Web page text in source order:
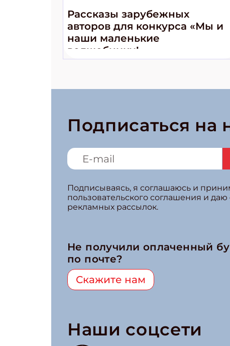
Рассказы зарубежных
авторов для конкурса «Мы и
наши маленькие
волшебники!»
Подписаться на
Подписываясь, я соглашаюсь и
пользовательского соглашения и
рекламных рассылок.
Не получили оплаченный
по почте?
Скажите нам
Наши соцсети